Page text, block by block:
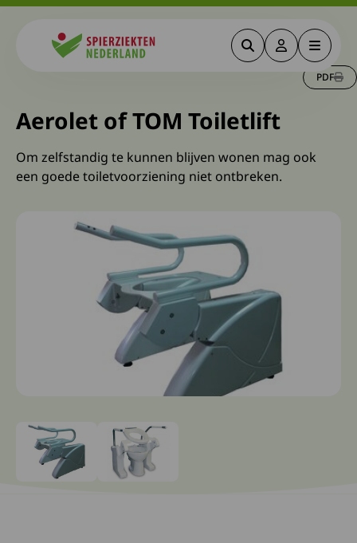
ZoekenDeze link
Menu
PDF
Aerolet of TOM Toiletlift
Om zelfstandig te kunnen blijven wonen mag ook
een goede toiletvoorziening niet ontbreken.
Ga naar slide: 0 Ga naar slide: 1